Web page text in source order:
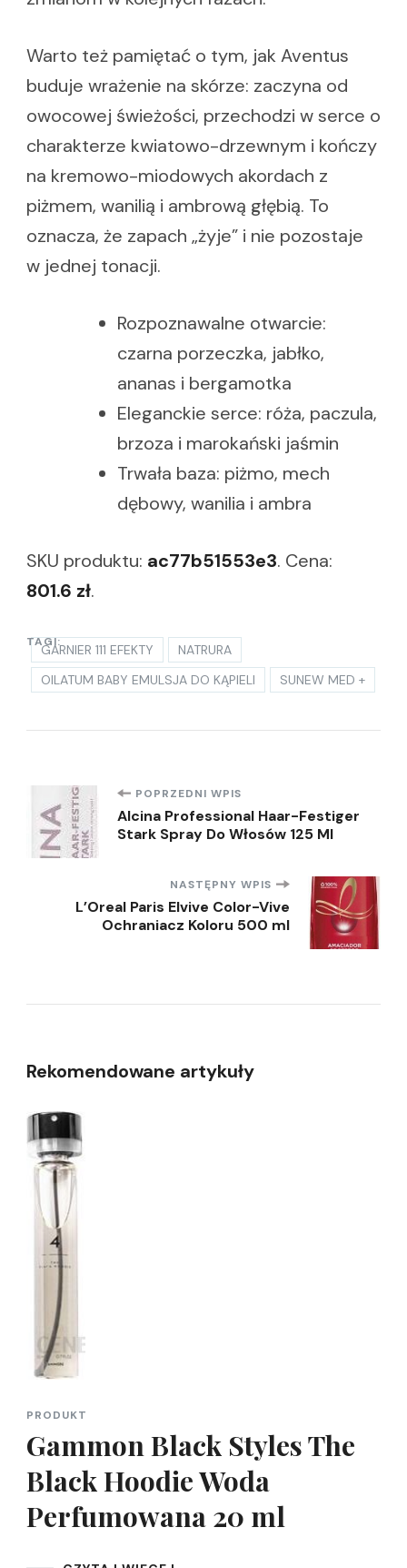
Warto też pamiętać o tym, jak Aventus
buduje wrażenie na skórze: zaczyna od
owocowej świeżości, przechodzi w serce o
charakterze kwiatowo-drzewnym i kończy
na kremowo-miodowych akordach z
piżmem, wanilią i ambrową głębią. To
oznacza, że zapach „żyje” i nie pozostaje
w jednej tonacji.
Rozpoznawalne otwarcie:
czarna porzeczka, jabłko,
ananas i bergamotka
Eleganckie serce: róża, paczula,
brzoza i marokański jaśmin
Trwała baza: piżmo, mech
dębowy, wanilia i ambra
SKU produktu: ac77b51553e3. Cena:
801.6 zł.
TAGI:
GARNIER 111 EFEKTY
NATRURA
OILATUM BABY EMULSJA DO KĄPIELI
SUNEW MED +
Nawigacja
wpisu
POPRZEDNI WPIS
Alcina Professional Haar-Festiger
Stark Spray Do Włosów 125 Ml
NASTĘPNY WPIS
L’Oreal Paris Elvive Color-Vive
Ochraniacz Koloru 500 ml
Rekomendowane artykuły
PRODUKT
Gammon Black Styles The
Black Hoodie Woda
Perfumowana 20 ml